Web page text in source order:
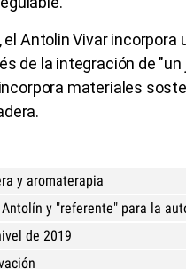
el Antolin Vivar
de la integración de "un
materiales
y aromaterapia
y "referente" para la
de 2019